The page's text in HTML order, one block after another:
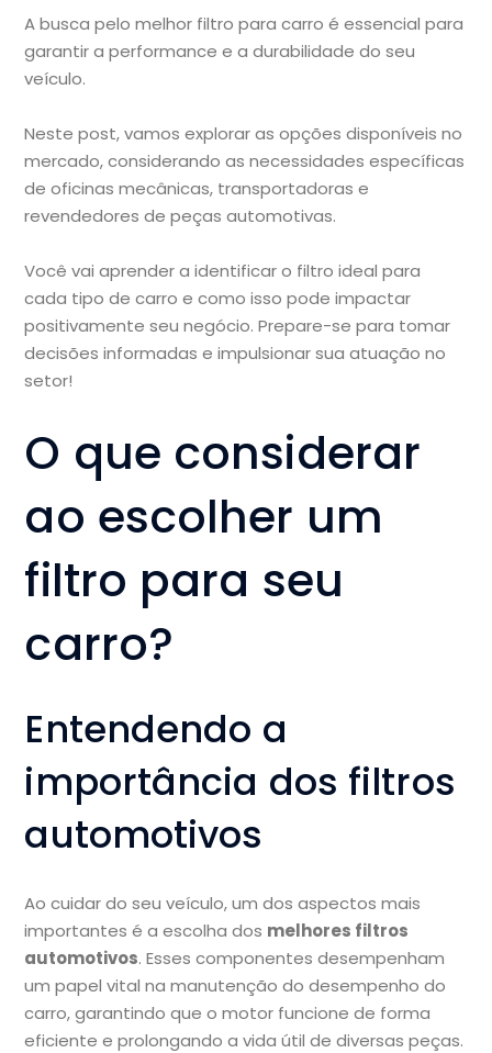
A busca pelo melhor filtro para carro é essencial para
garantir a performance e a durabilidade do seu
veículo.
Neste post, vamos explorar as opções disponíveis no
mercado, considerando as necessidades específicas
de oficinas mecânicas, transportadoras e
revendedores de peças automotivas.
Você vai aprender a identificar o filtro ideal para
cada tipo de carro e como isso pode impactar
positivamente seu negócio. Prepare-se para tomar
decisões informadas e impulsionar sua atuação no
setor!
O que considerar
ao escolher um
filtro para seu
carro?
Entendendo a
importância dos filtros
automotivos
Ao cuidar do seu veículo, um dos aspectos mais
importantes é a escolha dos melhores filtros
automotivos. Esses componentes desempenham
um papel vital na manutenção do desempenho do
carro, garantindo que o motor funcione de forma
eficiente e prolongando a vida útil de diversas peças.